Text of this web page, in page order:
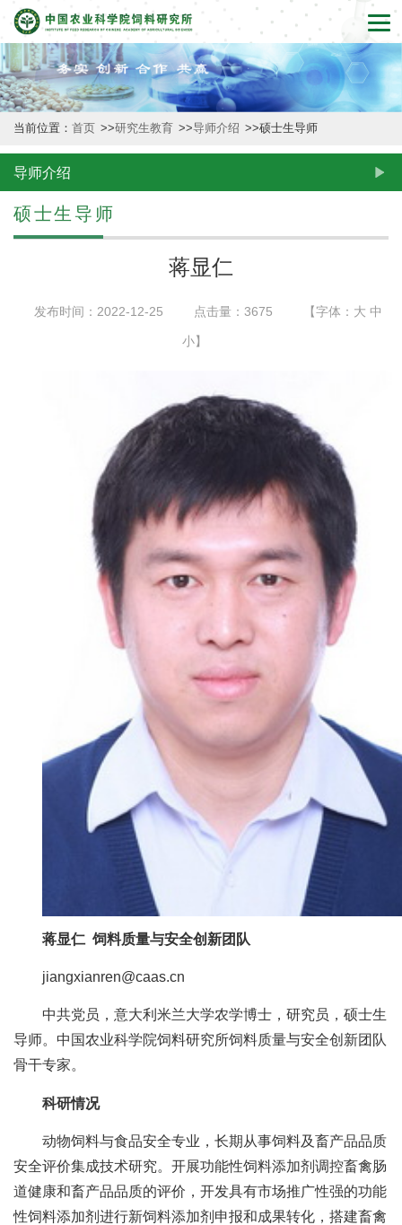
首
页
本
所
概
况
新
生
教
合
当前位置： 首页 >>研究生教育 >>导师介绍 >>硕士生导师
导师介绍
硕士生导师
蒋显仁
发布时间：2022-12-25 点击量： 3675 【字体： 大 中
小】
蒋显仁 饲料质量与安全创新团队
jiangxianren@caas.cn
中共党员，意大利米兰大学农学博士，研究员，硕士生
导师。中国农业科学院饲料研究所饲料质量与安全创新团队
骨干专家。
科研情况
动物饲料与食品安全专业，长期从事饲料及畜产品品质
安全评价集成技术研究。开展功能性饲料添加剂调控畜禽肠
道健康和畜产品品质的评价，开发具有市场推广性强的功能
性饲料添加剂进行新饲料添加剂申报和成果转化，搭建畜禽